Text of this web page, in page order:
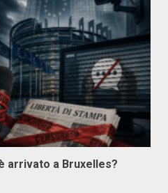
arrivato a Bruxelles?